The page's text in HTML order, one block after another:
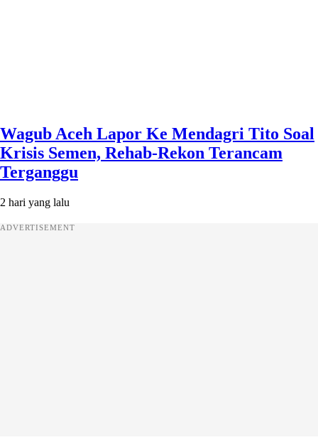
Wagub Aceh Lapor Ke Mendagri Tito Soal
Krisis Semen, Rehab-Rekon Terancam
Terganggu
2 hari yang lalu
ADVERTISEMENT